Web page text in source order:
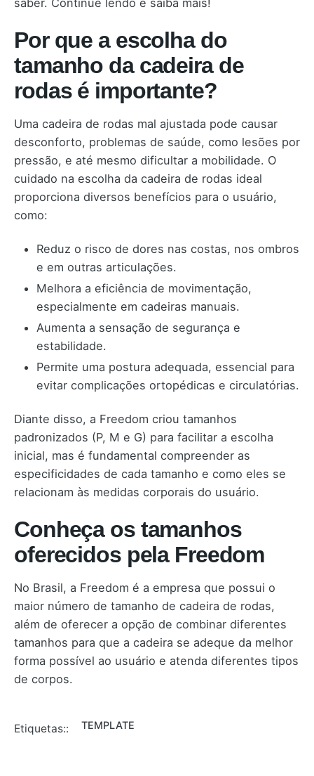
Por que a escolha do
tamanho da cadeira de
rodas é importante?
Uma cadeira de rodas mal ajustada pode causar
desconforto, problemas de saúde, como lesões por
pressão, e até mesmo dificultar a mobilidade. O
cuidado na escolha da cadeira de rodas ideal
proporciona diversos benefícios para o usuário,
como:
Reduz o risco de dores nas costas, nos ombros
e em outras articulações.
Melhora a eficiência de movimentação,
especialmente em cadeiras manuais.
Aumenta a sensação de segurança e
estabilidade.
Permite uma postura adequada, essencial para
evitar complicações ortopédicas e circulatórias.
Diante disso, a Freedom criou tamanhos
padronizados (P, M e G) para facilitar a escolha
inicial, mas é fundamental compreender as
especificidades de cada tamanho e como eles se
relacionam às medidas corporais do usuário.
Conheça os tamanhos
oferecidos pela Freedom
No Brasil, a Freedom é a empresa que possui o
maior número de tamanho de cadeira de rodas,
além de oferecer a opção de combinar diferentes
tamanhos para que a cadeira se adeque da melhor
forma possível ao usuário e atenda diferentes tipos
de corpos.
Etiquetas:: TEMPLATE